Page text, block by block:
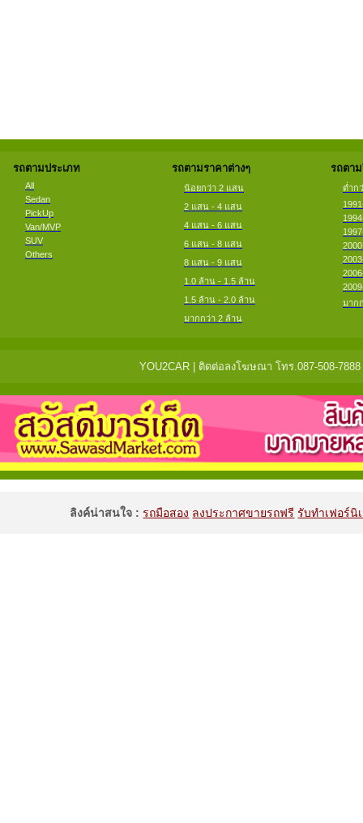
รถตามประเภท
All
Sedan
PickUp
Van/MVP
SUV
Others
รถตามราคาต่างๆ
น้อยกว่า 2 แสน
2 แสน - 4 แสน
4 แสน - 6 แสน
6 แสน - 8 แสน
8 แสน - 9 แสน
1.0 ล้าน - 1.5 ล้าน
1.5 ล้าน - 2.0 ล้าน
มากกว่า 2 ล้าน
รถตา
ต่ำก
มาก
YOU2CAR | ติดต่อลงโฆษณา โทร.087-508-
ลิงค์น่าสนใจ :รถมือสอง ลงประกาศขายรถฟรี รับทำเฟอร์นิ